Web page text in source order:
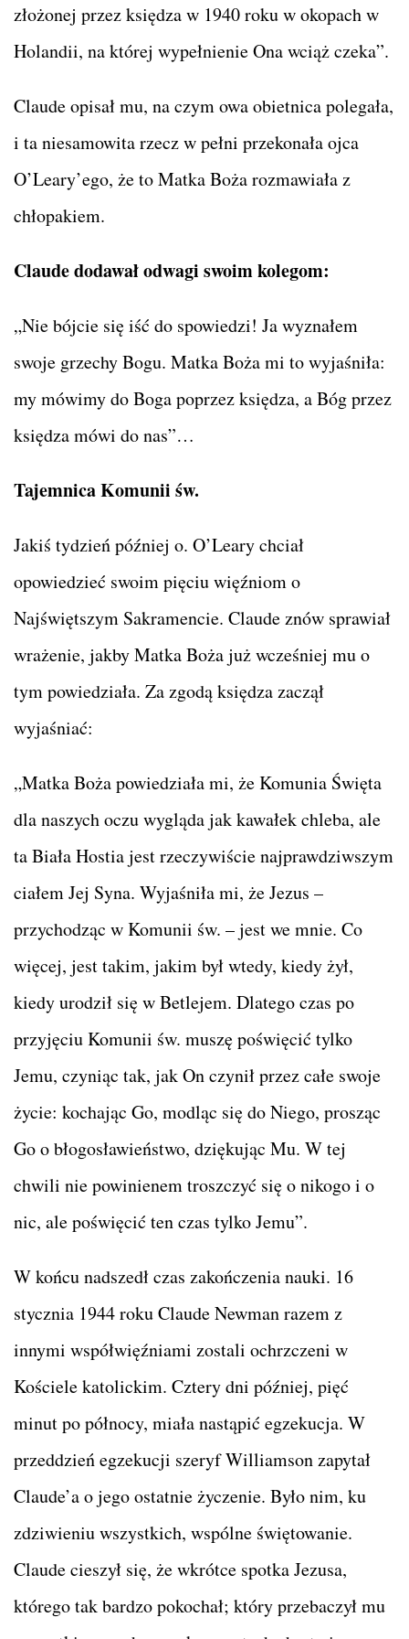
złożonej przez księdza w 1940 roku w okopach w
Holandii, na której wypełnienie Ona wciąż czeka”.
Claude opisał mu, na czym owa obietnica polegała,
i ta niesamowita rzecz w pełni przekonała ojca
O’Leary’ego, że to Matka Boża rozmawiała z
chłopakiem.
Claude dodawał odwagi swoim kolegom:
„Nie bójcie się iść do spowiedzi! Ja wyznałem
swoje grzechy Bogu. Matka Boża mi to wyjaśniła:
my mówimy do Boga poprzez księdza, a Bóg przez
księdza mówi do nas”…
Tajemnica Komunii św.
Jakiś tydzień później o. O’Leary chciał
opowiedzieć swoim pięciu więźniom o
Najświętszym Sakramencie. Claude znów sprawiał
wrażenie, jakby Matka Boża już wcześniej mu o
tym powiedziała. Za zgodą księdza zaczął
wyjaśniać:
„Matka Boża powiedziała mi, że Komunia Święta
dla naszych oczu wygląda jak kawałek chleba, ale
ta Biała Hostia jest rzeczywiście najprawdziwszym
ciałem Jej Syna. Wyjaśniła mi, że Jezus –
przychodząc w Komunii św. – jest we mnie. Co
więcej, jest takim, jakim był wtedy, kiedy żył,
kiedy urodził się w Betlejem. Dlatego czas po
przyjęciu Komunii św. muszę poświęcić tylko
Jemu, czyniąc tak, jak On czynił przez całe swoje
życie: kochając Go, modląc się do Niego, prosząc
Go o błogosławieństwo, dziękując Mu. W tej
chwili nie powinienem troszczyć się o nikogo i o
nic, ale poświęcić ten czas tylko Jemu”.
W końcu nadszedł czas zakończenia nauki. 16
stycznia 1944 roku Claude Newman razem z
innymi współwięźniami zostali ochrzczeni w
Kościele katolickim. Cztery dni później, pięć
minut po północy, miała nastąpić egzekucja. W
przeddzień egzekucji szeryf Williamson zapytał
Claude’a o jego ostatnie życzenie. Było nim, ku
zdziwieniu wszystkich, wspólne świętowanie.
Claude cieszył się, że wkrótce spotka Jezusa,
którego tak bardzo pokochał; który przebaczył mu